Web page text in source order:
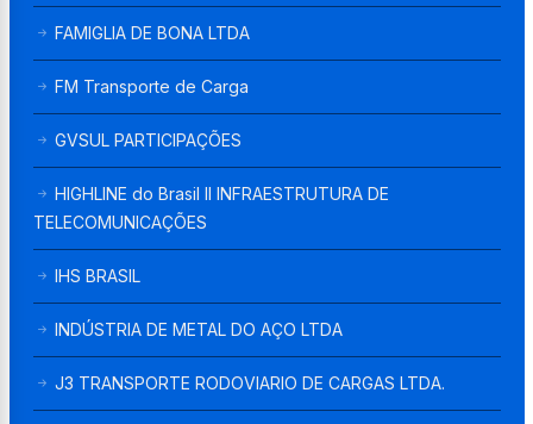
FAMIGLIA DE BONA LTDA
FM Transporte de Carga
GVSUL PARTICIPAÇÕES
HIGHLINE do Brasil II INFRAESTRUTURA DE
TELECOMUNICAÇÕES
IHS BRASIL
INDÚSTRIA DE METAL DO AÇO LTDA
J3 TRANSPORTE RODOVIARIO DE CARGAS LTDA.